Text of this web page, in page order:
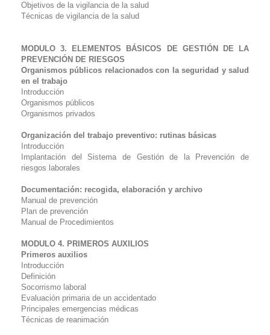
Objetivos de la vigilancia de la salud
Técnicas de vigilancia de la salud
MODULO 3. ELEMENTOS BÁSICOS DE GESTIÓN DE LA
PREVENCIÓN DE RIESGOS
Organismos públicos relacionados con la seguridad y salud
en el trabajo
Introducción
Organismos públicos
Organismos privados
Organización del trabajo preventivo: rutinas básicas
Introducción
Implantación del Sistema de Gestión de la Prevención de
riesgos laborales
Documentación: recogida, elaboración y archivo
Manual de prevención
Plan de prevención
Manual de Procedimientos
MODULO 4. PRIMEROS AUXILIOS
Primeros auxilios
Introducción
Definición
Socorrismo laboral
Evaluación primaria de un accidentado
Principales emergencias médicas
Técnicas de reanimación